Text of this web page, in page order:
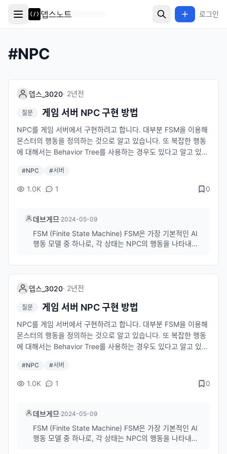
로그인
#NPC
뎁스_3020· 2년전
질문 게임 서버 NPC 구현 방법
NPC를 게임 서버에서 구현하려고 합니다. 대부분 FSM을 이용해
몬스터의 행동을 정의하는 것으로 알고 있습니다. 또 복잡한 행동
에 대해서는 Behavior Tree를 사용하는 경우도 있다고 알고 있습
은 언어별 사용하는 라이브러리가 있는가? Behavior Tree, Utilit
y AI, Goal Oriented Action Planning을 사용하는 경우가 있는
서는 어떻게 사용하고 있는지 정말 궁금합니다. 답변주시면 정말
감사하겠습니다!!! 추가질문) 또 자동전투, 자동사냥 기능을 제공
하는 게임에서는 어떻게 구현하는지 궁금합니다!!!!
#NPC #서버
1.0K 1 0
데브게므 ·2024-05-09
FSM (Finite State Machine) FSM은 가장 기본적인 AI
행동 모델 중 하나로, 각 상태는 NPC의 행동을 나타내며,
에서 기본적인 NPC 행동 구현에 사용됩니다. 간단한 구
현이 필요할 때는 직접 구현하기도 하며, 복잡하지 않기
때문에 대부분의 프로그래밍 언어로 쉽게 구현할 수 ...
뎁스_3020· 2년전
질문 게임 서버 NPC 구현 방법
NPC를 게임 서버에서 구현하려고 합니다. 대부분 FSM을 이용해
몬스터의 행동을 정의하는 것으로 알고 있습니다. 또 복잡한 행동
에 대해서는 Behavior Tree를 사용하는 경우도 있다고 알고 있습
은 언어별 사용하는 라이브러리가 있는가? Behavior Tree, Utilit
y AI, Goal Oriented Action Planning을 사용하는 경우가 있는
서는 어떻게 사용하고 있는지 정말 궁금합니다. 답변주시면 정말
감사하겠습니다!!! 추가질문) 또 자동전투, 자동사냥 기능을 제공
하는 게임에서는 어떻게 구현하는지 궁금합니다!!!!
#NPC #서버
1.0K 1 0
데브게므 ·2024-05-09
FSM (Finite State Machine) FSM은 가장 기본적인 AI
행동 모델 중 하나로, 각 상태는 NPC의 행동을 나타내며,